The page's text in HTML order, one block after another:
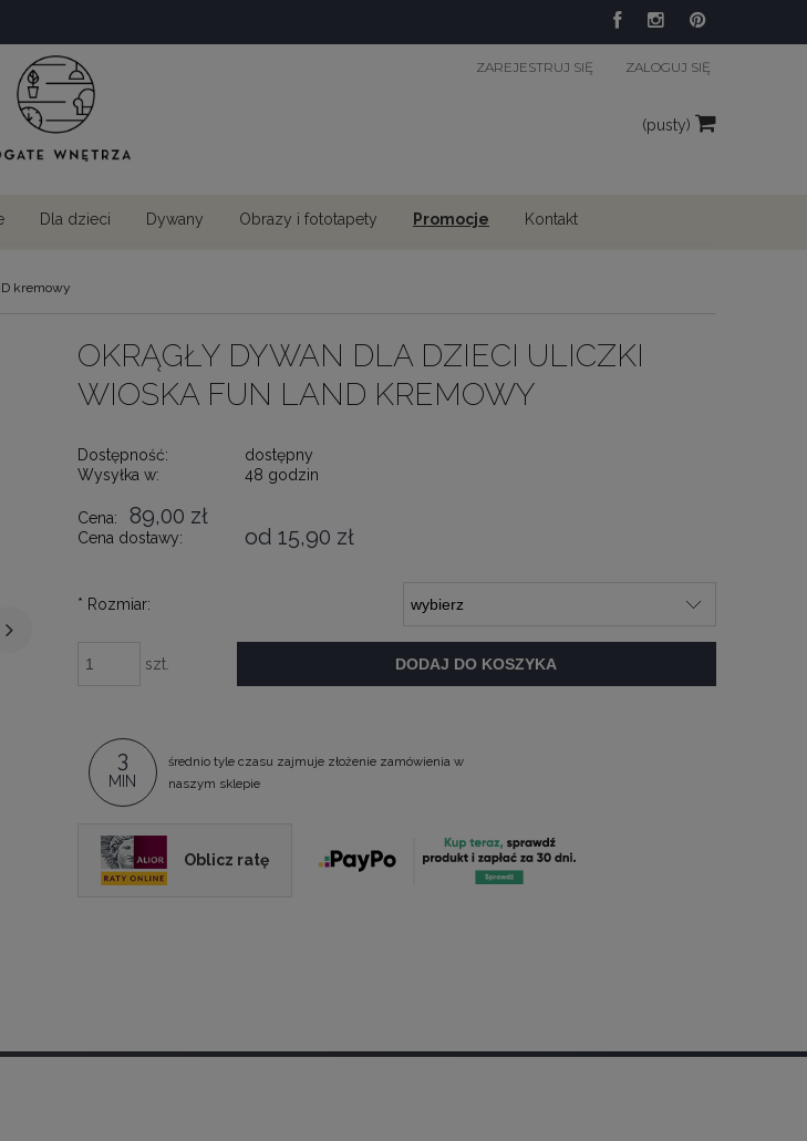
ZAREJESTRUJ SIĘ ZALOGUJ SIĘ
(pusty)
Dla dzieci Dywany Obrazy i fototapety Promocje Kontakt
kremowy
OKRĄGŁY DYWAN DLA DZIECI ULICZKI
WIOSKA FUN LAND KREMOWY
Dostępność:
dostępny
Wysyłka w:
48 godzin
Cena: 89,00 zł
Cena dostawy: od 15,90 zł
* Rozmiar:
szt. DODAJ DO KOSZYKA
3
MIN
średnio tyle czasu zajmuje złożenie zamówienia w
naszym sklepie
Oblicz ratę